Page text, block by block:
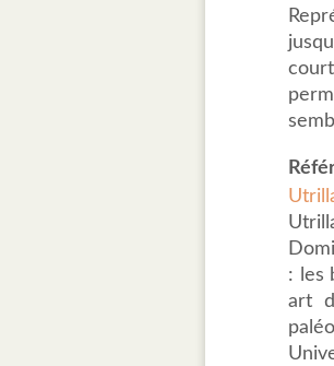
: les
art